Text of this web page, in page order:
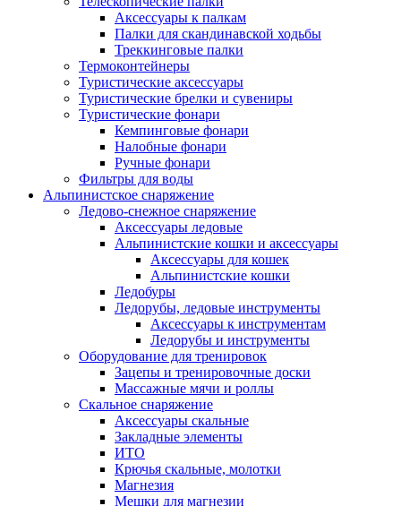
Аксессуары к палкам
Палки для скандинавской ходьбы
Треккинговые палки
Термоконтейнеры
Туристические аксессуары
Туристические брелки и сувениры
Туристические фонари
Кемпинговые фонари
Налобные фонари
Ручные фонари
Фильтры для воды
Альпинистское снаряжение
Ледово-снежное снаряжение
Аксессуары ледовые
Альпинистские кошки и аксессуары
Аксессуары для кошек
Альпинистские кошки
Ледобуры
Ледорубы, ледовые инструменты
Аксессуары к инструментам
Ледорубы и инструменты
Оборудование для тренировок
Зацепы и тренировочные доски
Массажные мячи и роллы
Скальное снаряжение
Аксессуары скальные
Закладные элементы
ИТО
Крючья скальные, молотки
Магнезия
Мешки для магнезии